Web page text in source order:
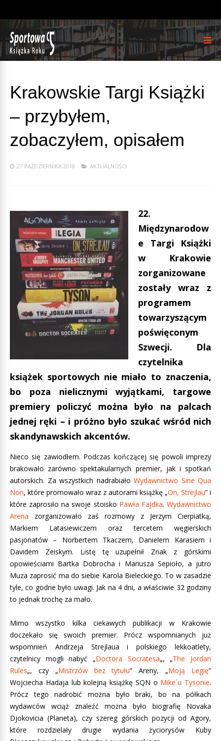
Krakowskie Targi Książki
– przybyłem,
zobaczyłem, opisałem
27 PAŹDZIERNIKA 2018 AKTUALNOŚCI
22.
Międzynarodow
e Targi Książki
w Krakowie
zorganizowane
zostały wraz z
programem
towarzyszącym
poświęconym
Szwecji. Dla
czytelnika
książek sportowych nie miało to znaczenia,
bo poza nielicznymi wyjątkami, targowe
premiery policzyć można było na palcach
jednej ręki – i próżno było szukać wśród nich
skandynawskich akcentów.
Nieco się zawiodłem. Podczas kończącej się powoli imprezy
brakowało zarówno spektakularnych premier, jak i spotkań
autorskich. Za wszystkich nadrabiało Wydawnictwo Sine Qua
Non, które promowało wraz z autorami książkę „On, Strejlau” i
które zaprosiło na swoje stoisko Pawła Fajdka.Wydawnictwo
Arena zorganizowało zaś rozmowy z Jerzym Cierpiatką,
Markiem Latasiewiczem oraz tercetem węgierskich
pasjonatów – Norbertem Tkaczem, Danielem Karasiem i
Davidem Zeiskym. Listę tę uzupełnił Znak z górskimi
opowieściami Bartka Dobrocha i Mariusza Sepioło, a jutro
Muza zaprosić ma do siebie Karola Bieleckiego. To w zasadzie
tyle, co godne było uwagi. Jak na 4 dni, a właściwie 32 godziny
to jednak trochę za mało.
Mimo wszystko kilka ciekawych publikacji w Krakowie
doczekało się swoich premier. Prócz wspomnianych już
wspomnień Andrzeja Strejlaua i polskiego lekkoatlety,
czytelnicy mogli nabyć „Doctora Socratesa„, „The Jordan
Rules„, czy „Mistrzów bez tytułu” Areny, „Moją Legię”
Wojciecha Hadaja lub kolejną książkę SQN o Mike`u Tysonie.
Prócz tego nadrobić można było braki, bo na półkach
wydawców wciąż znaleźć można było biografię Novaka
Djokovicia (Planeta), czy szereg górskich pozycji od Agory,
które rozdzielały drugie wydania życiorysów Kuby